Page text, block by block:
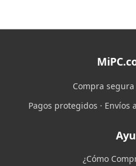
Compra
Pagos protegidos · Envíos
¿Cómo